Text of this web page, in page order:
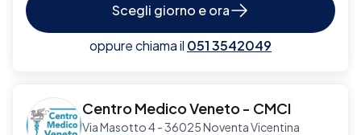
Scegli giorno e ora
oppure chiama il 051 3542049
Centro Medico Veneto - CMCI
Via Masotto 4 - 36025 Noventa Vicentina